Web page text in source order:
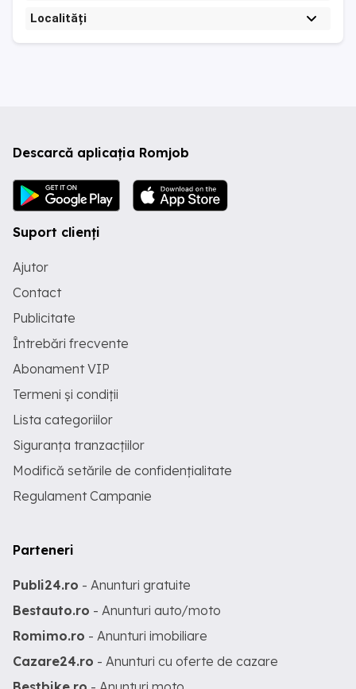
Localități
Descarcă aplicația Romjob
Suport clienți
Ajutor
Contact
Publicitate
Întrebări frecvente
Abonament VIP
Termeni și condiții
Lista categoriilor
Siguranța tranzacțiilor
Modifică setările de confidențialitate
Regulament Campanie
Parteneri
Publi24.ro - Anunturi gratuite
Bestauto.ro - Anunturi auto/moto
Romimo.ro - Anunturi imobiliare
Cazare24.ro - Anunturi cu oferte de cazare